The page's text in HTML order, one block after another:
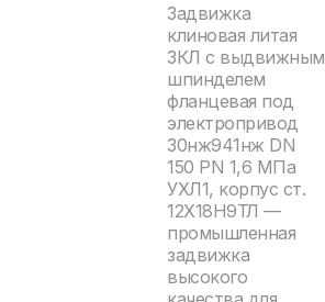
Задвижка
клиновая литая
ЗКЛ с выдвижным
шпинделем
фланцевая под
электропривод
30нж941нж DN
150 PN 1,6 МПа
УХЛ1, корпус ст.
12Х18Н9ТЛ —
промышленная
задвижка
высокого